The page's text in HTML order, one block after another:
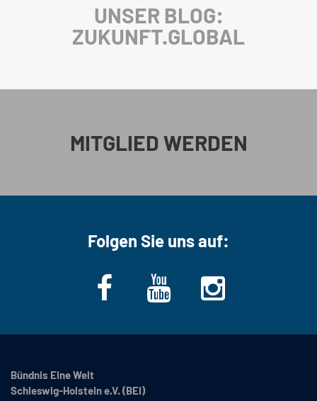
UNSER BLOG:
ZUKUNFT.GLOBAL
MITGLIED WERDEN
Folgen Sie uns auf:
Bündnis Eine Welt
Schleswig-Holstein e.V. (BEI)